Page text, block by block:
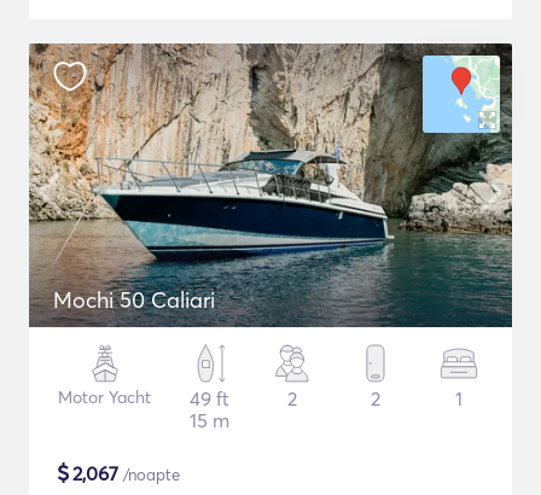
Mochi 50 Caliari
Motor Yacht
49 ft
15 m
2 2 1
$2,067 /noapte